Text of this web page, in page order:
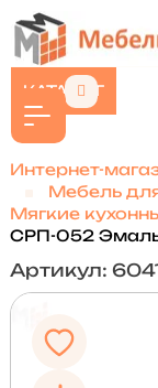
КАТАЛОГ
Интернет-
Мебель
Мягкие
СРП-052
Артикул: